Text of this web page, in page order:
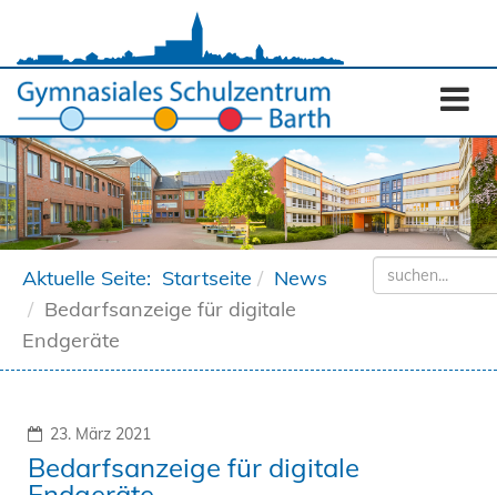
Aktuelle Seite: Startseite
News
Bedarfsanzeige für digitale
Endgeräte
23. März 2021
Bedarfsanzeige für digitale